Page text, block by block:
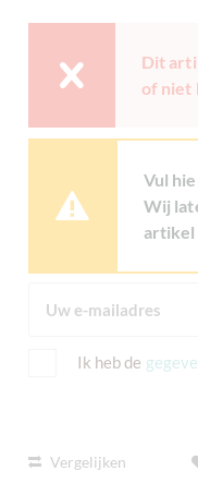
Dit
of niet
Vul
Wij
artikel
Ik heb de
Vergelijken